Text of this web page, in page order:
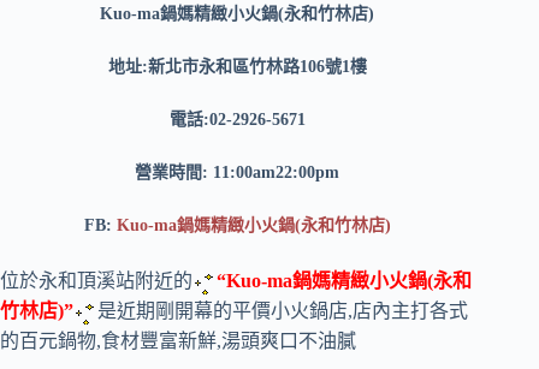
Kuo-ma鍋媽精緻小火鍋(永和竹林店)
地址:新北市永和區竹林路106號1樓
電話:02-2926-5671
營業時間: 11:00am22:00pm
FB: Kuo-ma鍋媽精緻小火鍋(永和竹林店)
位於永和頂溪站附近的
“Kuo-ma鍋媽精緻小火鍋(永和
竹林店)”
是近期剛開幕的平價小火鍋店,店內主打各式
的百元鍋物,食材豐富新鮮,湯頭爽口不油膩